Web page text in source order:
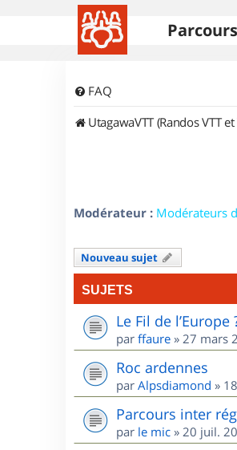
FAQ
UtagawaVTT (Randos VTT
Modérateur : Modérateurs
Nouveau sujet
SUJETS
Le Fil de l’Europe
par ffaure » 27 mars
Roc ardennes
par Alpsdiamond »
Parcours inter
par le mic » 20 juil.